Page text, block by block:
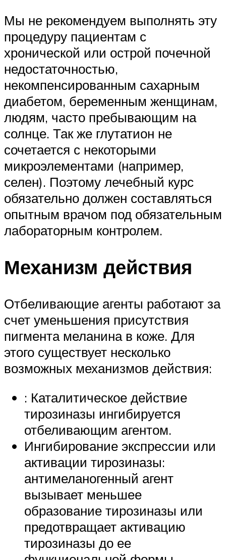
Мы не рекомендуем выполнять эту
процедуру пациентам с
хронической или острой почечной
недостаточностью,
некомпенсированным сахарным
диабетом, беременным женщинам,
людям, часто пребывающим на
солнце. Так же глутатион не
сочетается с некоторыми
микроэлементами (например,
селен). Поэтому лечебный курс
обязательно должен составляться
опытным врачом под обязательным
лабораторным контролем.
Механизм действия
Отбеливающие агенты работают за
счет уменьшения присутствия
пигмента меланина в коже. Для
этого существует несколько
возможных механизмов действия:
: Каталитическое действие
тирозиназы ингибируется
отбеливающим агентом.
Ингибирование экспрессии или
активации тирозиназы:
антимеланогенный агент
вызывает меньшее
образование тирозиназы или
предотвращает активацию
тирозиназы до ее